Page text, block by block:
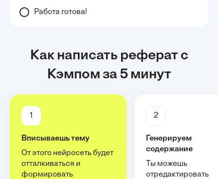
Работа готова!
Как написать реферат с
Кэмпом за 5 минут
1
Вписываешь тему
От этого нейросеть будет
отталкиваться и
формировать
2
Генерируем
содержание
Ты можешь
отредактировать